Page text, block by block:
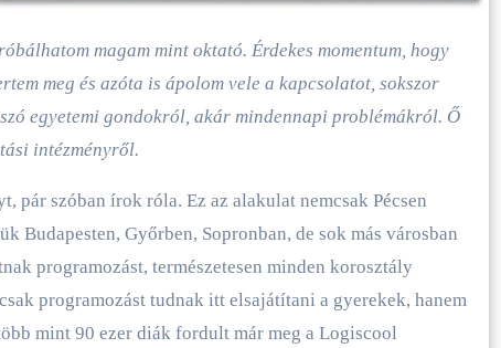
meg és azóta is ápolom vele a kapcsolatot, sokszor
egyetemi gondokról, akár mindennapi problémákról. Ő
intézményről.
pár szóban írok róla. Ez az alakulat nemcsak Pécsen
Budapesten, Győrben, Sopronban, de sok más városban
programozást, természetesen minden korosztály
programozást tudnak itt elsajátítani a gyerekek, hanem
mint 90 ezer diák fordult már meg a Logiscool